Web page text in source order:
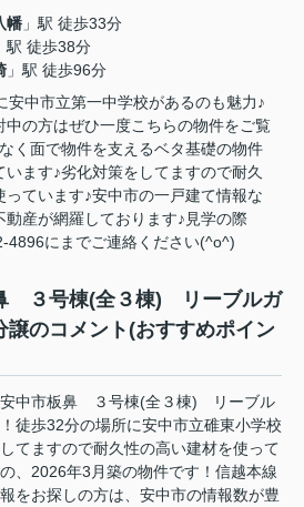
幡 」駅 徒歩33分
駅 徒歩38分
」駅 徒歩96分
安中市立第一中学校があるのも魅力♪
中の方はぜひ一度こちらの物件をご覧
く面で物件を支えるベタ基礎の物件
います♪劣化対策をしてますので耐久
っています♪安中市の一戸建て情報な
動産が網羅しております♪見学の際
4896にまでご連絡ください(^o^)
３号棟(全３棟) リーブルガ
のコメント(おすすめポイン
安中市板鼻 ３号棟(全３棟) リーブル
徒歩32分の場所に安中市立碓東小学校
てますので耐久性の高い建材を使って
、2026年3月築の物件です！信越本線
をお探しの方は、安中市の情報数が豊